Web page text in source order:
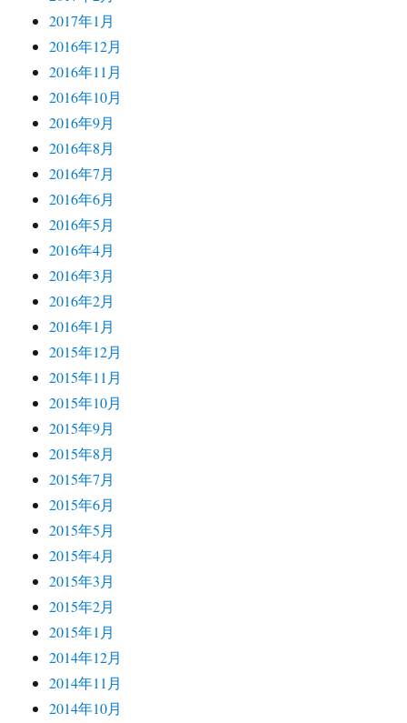
2017年1月
2016年12月
2016年11月
2016年10月
2016年9月
2016年8月
2016年7月
2016年6月
2016年5月
2016年4月
2016年3月
2016年2月
2016年1月
2015年12月
2015年11月
2015年10月
2015年9月
2015年8月
2015年7月
2015年6月
2015年5月
2015年4月
2015年3月
2015年2月
2015年1月
2014年12月
2014年11月
2014年10月